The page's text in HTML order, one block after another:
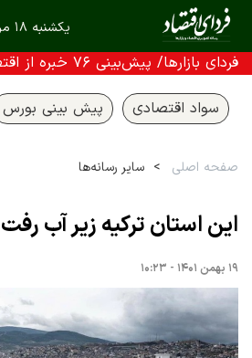
یکشنبه ۱۸ مرداد ۱۴۰۵
فردای بازارها/ پیش‌بینی ۷۶ خبره از اقتصاد و بازارها
سواد اقتصادی پیش بینی بورس
صفحه اصلی سایر رسانه‌ها
این استان ترکیه زیر آب
۱۹ بهمن ۱۴۰۱ - ۱۰:۲۳